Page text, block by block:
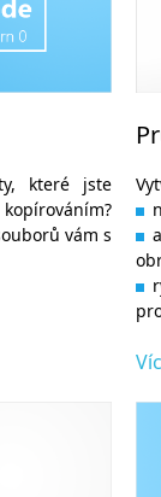
které jste
vám s